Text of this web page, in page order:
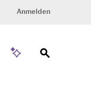
Anmelden